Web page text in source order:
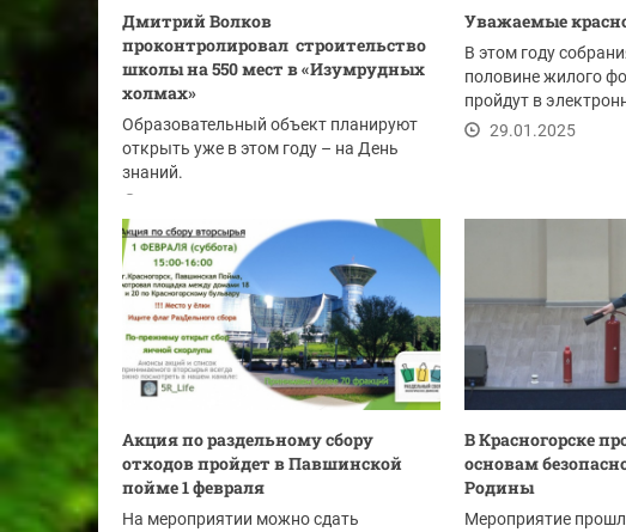
Дмитрий Волков
проконтролировал строительство
школы на 550 мест в «Изумрудных
холмах»
Образовательный объект планируют
открыть уже в этом году – на День
знаний.
Уважаемые
В этом году
половине жилого
пройдут в
системе ГИС ЖКХ
29.01.2025
Акция по раздельному сбору
отходов пройдет в Павшинской
пойме 1 февраля
На мероприятии можно сдать
В Красногорске
основам
Родины
Мероприятие